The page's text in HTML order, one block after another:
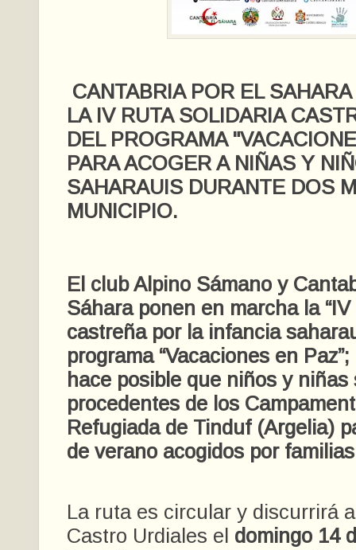
CANTABRIA POR EL
LA IV RUTA SOLIDARIA
DEL PROGRAMA
PARA ACOGER A NIÑAS Y
SAHARAUIS DURANTE DOS
MUNICIPIO.
El club Alpino Sámano y
Sáhara ponen en marcha la
castreña por la infancia
programa “Vacaciones en
hace posible que niños y niñas
procedentes de los
Refugiada de Tinduf (Argelia)
de verano acogidos por
La ruta es circular y discurrirá
Castro Urdiales el domingo 14